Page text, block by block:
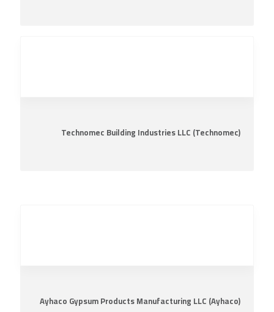
Technomec Building Industries LLC (Technomec)
Ayhaco Gypsum Products Manufacturing LLC (Ayhaco)